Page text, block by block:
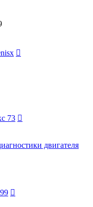
73
двигателя